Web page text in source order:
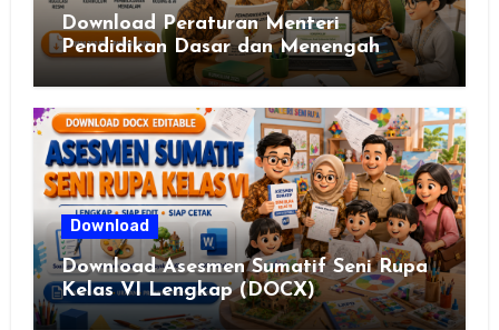
Download Peraturan Menteri
Pendidikan Dasar dan Menengah
Republik Indonesia Nomor 13 Tahun
2025
Download
Download Asesmen Sumatif Seni Rupa
Kelas VI Lengkap (DOCX)